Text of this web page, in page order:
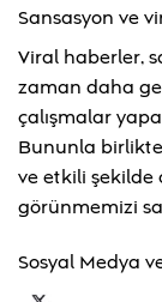
Sansasyon ve
Viral haberler,
zaman daha
çalışmalar
Bununla
ve etkili
görünmemizi
Sosyal Medya